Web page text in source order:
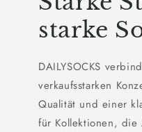
starke
DAILYSOCKS
verkaufsstarken
Qualität und einer
für Kollektionen, die